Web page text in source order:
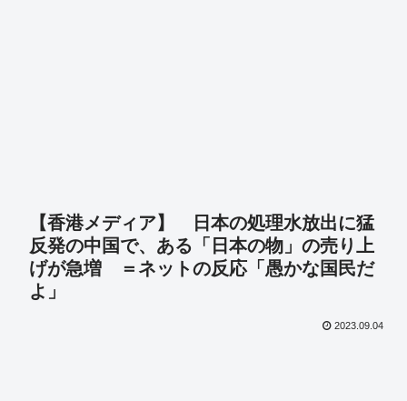
【香港メディア】 日本の処理水放出に猛
反発の中国で、ある「日本の物」の売り上
げが急増 ＝ネットの反応「愚かな国民だ
よ」
2023.09.04